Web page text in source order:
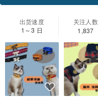
出货速度
1～3 日
关注人数
1,837